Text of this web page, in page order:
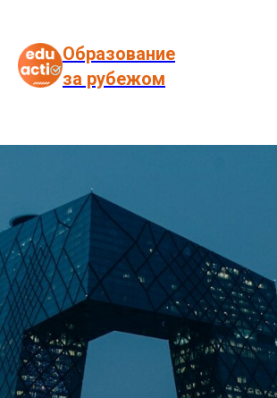
Образование
за рубежом